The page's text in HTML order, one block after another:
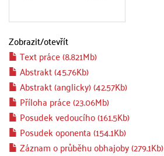
Zobrazit/otevřít
Text práce (8.821Mb)
Abstrakt (45.76Kb)
Abstrakt (anglicky) (42.57Kb)
Příloha práce (23.06Mb)
Posudek vedoucího (161.5Kb)
Posudek oponenta (154.1Kb)
Záznam o průběhu obhajoby (279.1Kb)